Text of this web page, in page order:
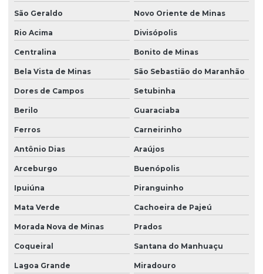
São Geraldo Novo Oriente de Minas
Rio Acima Divisópolis
Centralina Bonito de Minas
Bela Vista de Minas São Sebastião do Maranhão
Dores de Campos Setubinha
Berilo Guaraciaba
Ferros Carneirinho
Antônio Dias Araújos
Arceburgo Buenópolis
Ipuiúna Piranguinho
Mata Verde Cachoeira de Pajeú
Morada Nova de Minas Prados
Coqueiral Santana do Manhuaçu
Lagoa Grande Miradouro